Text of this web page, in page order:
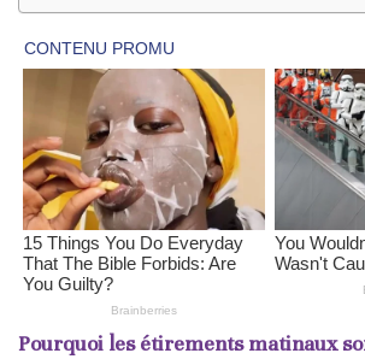
Pourquoi les étirements matinaux